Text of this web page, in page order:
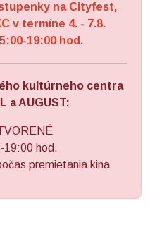
na Cityfest,
v termíne 4. - 7.8.
19:00 hod.
kultúrneho centra
a AUGUST:
hod.
premietania kina